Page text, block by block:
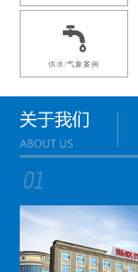
供水/气象案例